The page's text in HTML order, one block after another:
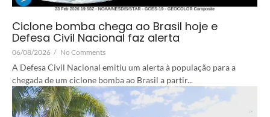
Ciclone bomba chega ao Brasil hoje e
Defesa Civil Nacional faz alerta
06/08/2026 / No Comments
A Defesa Civil Nacional emitiu um alerta à população para a
chegada de um ciclone bomba ao Brasil a partir...